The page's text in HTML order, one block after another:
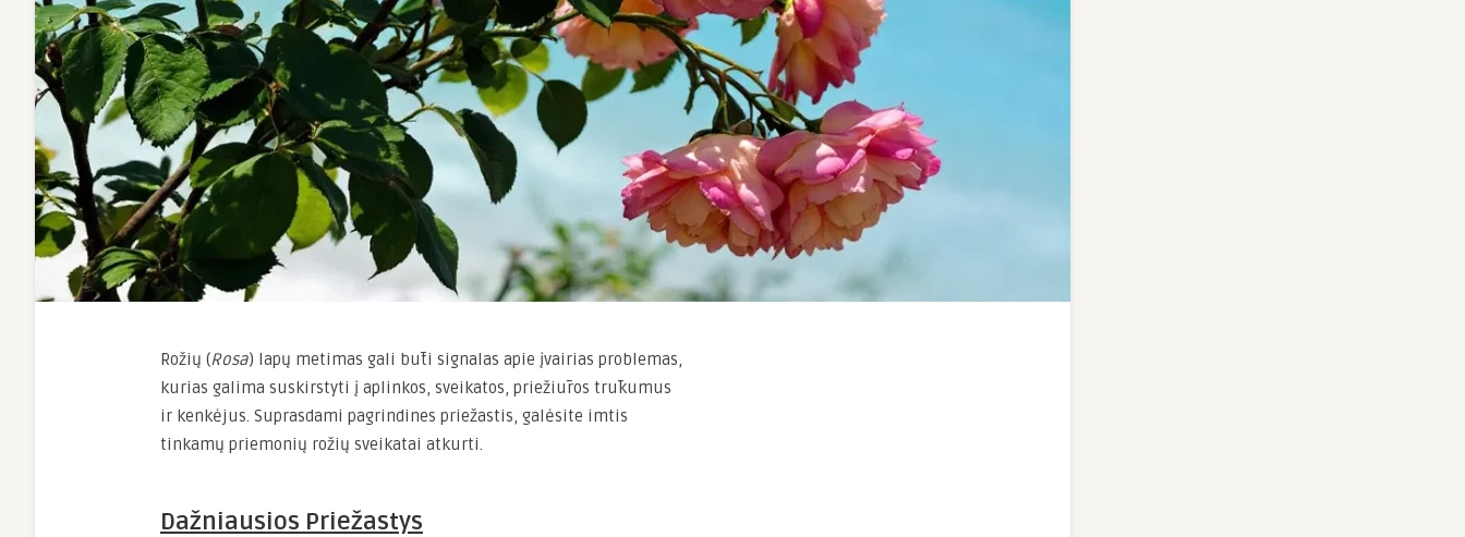
Rožių (Rosa) lapų metimas gali būti signalas apie įvairias problemas,
kurias galima suskirstyti į aplinkos, sveikatos, priežiūros trūkumus
ir kenkėjus. Suprasdami pagrindines priežastis, galėsite imtis
tinkamų priemonių rožių sveikatai atkurti.
Dažniausios Priežastys